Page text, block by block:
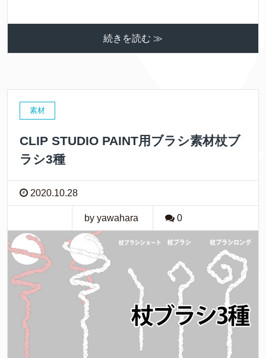
続きを読む ≫
素材
CLIP STUDIO PAINT用ブラシ素材杖ブ
ラシ3種
2020.10.28
by yawahara 0